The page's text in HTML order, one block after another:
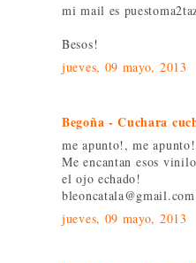
mi mail es
Besos!
jueves, 09 mayo, 2013
Begoña - Cuchara
me apunto!, me
Me encantan esos
el ojo echado!
bleoncatala@gmail.com
jueves, 09 mayo, 2013